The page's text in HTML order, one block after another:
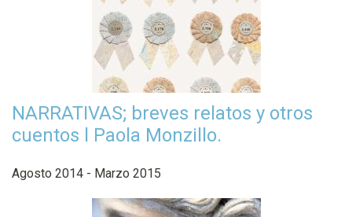
NARRATIVAS; breves relatos y otros
cuentos l Paola Monzillo.
Agosto 2014 - Marzo 2015